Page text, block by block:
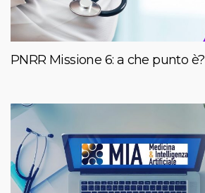
PNRR Missione 6: a che punto è?